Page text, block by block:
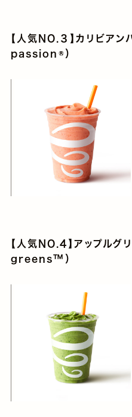
【人気NO.３】カリビア
passion®）
【人気NO.4】アップル
greens™）